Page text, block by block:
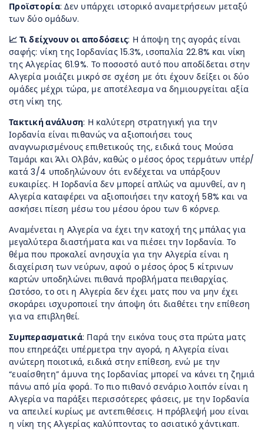
Προϊστορία: Δεν υπάρχει ιστορικό αναμετρήσεων μεταξύ
των δύο ομάδων.
📈 Τι δείχνουν οι αποδόσεις: Η άποψη της αγοράς είναι
σαφής: νίκη της Ιορδανίας 15.3%, ισοπαλία 22.8% και νίκη
της Αλγερίας 61.9%. Το ποσοστό αυτό που αποδίδεται στην
Αλγερία μοιάζει μικρό σε σχέση με ότι έχουν δείξει οι δύο
ομάδες μέχρι τώρα, με αποτέλεσμα να δημιουργείται αξία
στη νίκη της.
Τακτική ανάλυση: Η καλύτερη στρατηγική για την
Ιορδανία είναι πιθανώς να αξιοποιήσει τους
αναγνωρισμένους επιθετικούς της, ειδικά τους Μούσα
Ταμάρι και Άλι Ολβάν, καθώς ο μέσος όρος τερμάτων υπέρ/
κατά 3/4 υποδηλώνουν ότι ενδέχεται να υπάρξουν
ευκαιρίες. Η Ιορδανία δεν μπορεί απλώς να αμυνθεί, αν η
Αλγερία καταφέρει να αξιοποιήσει την κατοχή 58% και να
ασκήσει πίεση μέσω του μέσου όρου των 6 κόρνερ.
Αναμένεται η Αλγερία να έχει την κατοχή της μπάλας για
μεγαλύτερα διαστήματα και να πιέσει την Ιορδανία. Το
θέμα που προκαλεί ανησυχία για την Αλγερία είναι η
διαχείριση των νεύρων, αφού ο μέσος όρος 5 κίτρινων
καρτών υποδηλώνει πιθανά προβλήματα πειθαρχίας.
Ωστόσο, το οτι η Αλγερία δεν έχει ματς που να μην έχει
σκοράρει ισχυροποιεί την άποψη ότι διαθέτει την επίθεση
για να επιβληθεί.
Συμπερασματικά: Παρά την εικόνα τους στα πρώτα ματς
που επηρεάζει υπέρμετρα την αγορά, η Αλγερία είναι
ανώτερη ποιοτικά, ειδικά στην επίθεση, ενώ με την
“ευαίσθητη” άμυνα της Ιορδανίας μπορεί να κάνει τη ζημιά
πάνω από μία φορά. Το πιο πιθανό σενάριο λοιπόν είναι η
Αλγερία να παράξει περισσότερες φάσεις, με την Ιορδανία
να απειλεί κυρίως με αντεπιθέσεις. Η πρόβλεψή μου είναι
η νίκη της Αλγερίας καλύπτοντας το ασιατικό χάντικαπ.